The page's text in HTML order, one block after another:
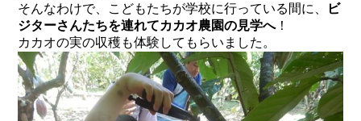
そんなわけで、こどもたちが学校に行っている間に、
ビ
ジターさんたちを連れてカカオ農園の見学へ！
カカオの実の収穫も体験してもらいました。